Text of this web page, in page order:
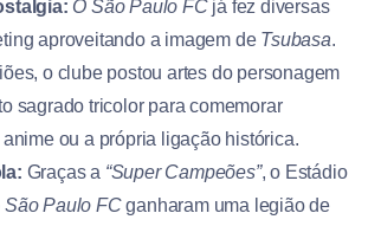
O São Paulo FCjá fez diversas
aproveitando a imagem deTsubasa.
o clube postou artes do personagem
sagrado tricolor para comemorar
ou a própria ligação histórica.
Graças a “Super Campeões”, o Estádio
São Paulo FCganharam uma legião de